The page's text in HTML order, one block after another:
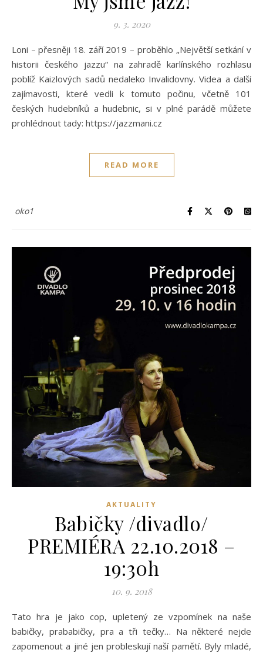
9. 3. 2020
Loni – přesněji 18. září 2019 – proběhlo „Největší setkání v
historii českého jazzu“ na zahradě karlínského rozhlasu
poblíž Kaizlových sadů nedaleko Invalidovny. Videa a další
zajímavosti, které vedli k tomuto počinu, včetně 101
českých hudebníků a hudebnic, si v plné parádě můžete
prohlédnout tady: https://jazzmani.cz
READ MORE
oko1
AKTUALITY
Babičky /divadlo/
PREMIÉRA 22.10.2018 –
19:30h
10. 9. 2018
Tato hra je jako cop, upletený ze vzpomínek na naše
babičky, prababičky, pra a tři tečky… Na některé nejde
zapomenout a jiné jen probleskují naší pamětí. Byly mladé,